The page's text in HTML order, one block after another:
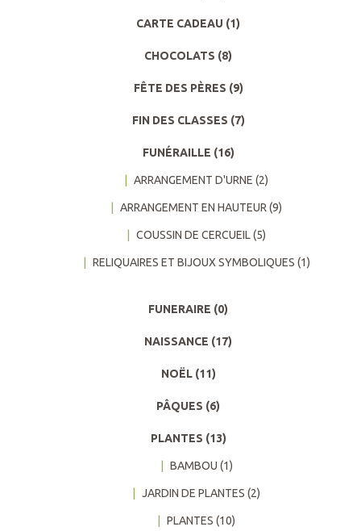
CARTE CADEAU (1)
CHOCOLATS (8)
FÊTE DES PÈRES (9)
FIN DES CLASSES (7)
FUNÉRAILLE (16)
ARRANGEMENT D'URNE (2)
ARRANGEMENT EN HAUTEUR (9)
COUSSIN DE CERCUEIL (5)
RELIQUAIRES ET BIJOUX SYMBOLIQUES (1)
FUNERAIRE (0)
NAISSANCE (17)
NOËL (11)
PÂQUES (6)
PLANTES (13)
BAMBOU (1)
JARDIN DE PLANTES (2)
PLANTES (10)